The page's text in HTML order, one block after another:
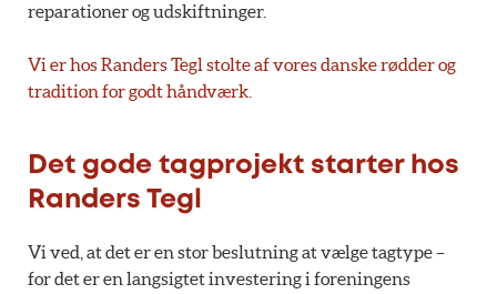
reparationer og udskiftninger.
Vi er hos Randers Tegl stolte af vores danske rødder og
tradition for godt håndværk.
Det gode tagprojekt starter hos
Randers Tegl
Vi ved, at det er en stor beslutning at vælge tagtype –
for det er en langsigtet investering i foreningens